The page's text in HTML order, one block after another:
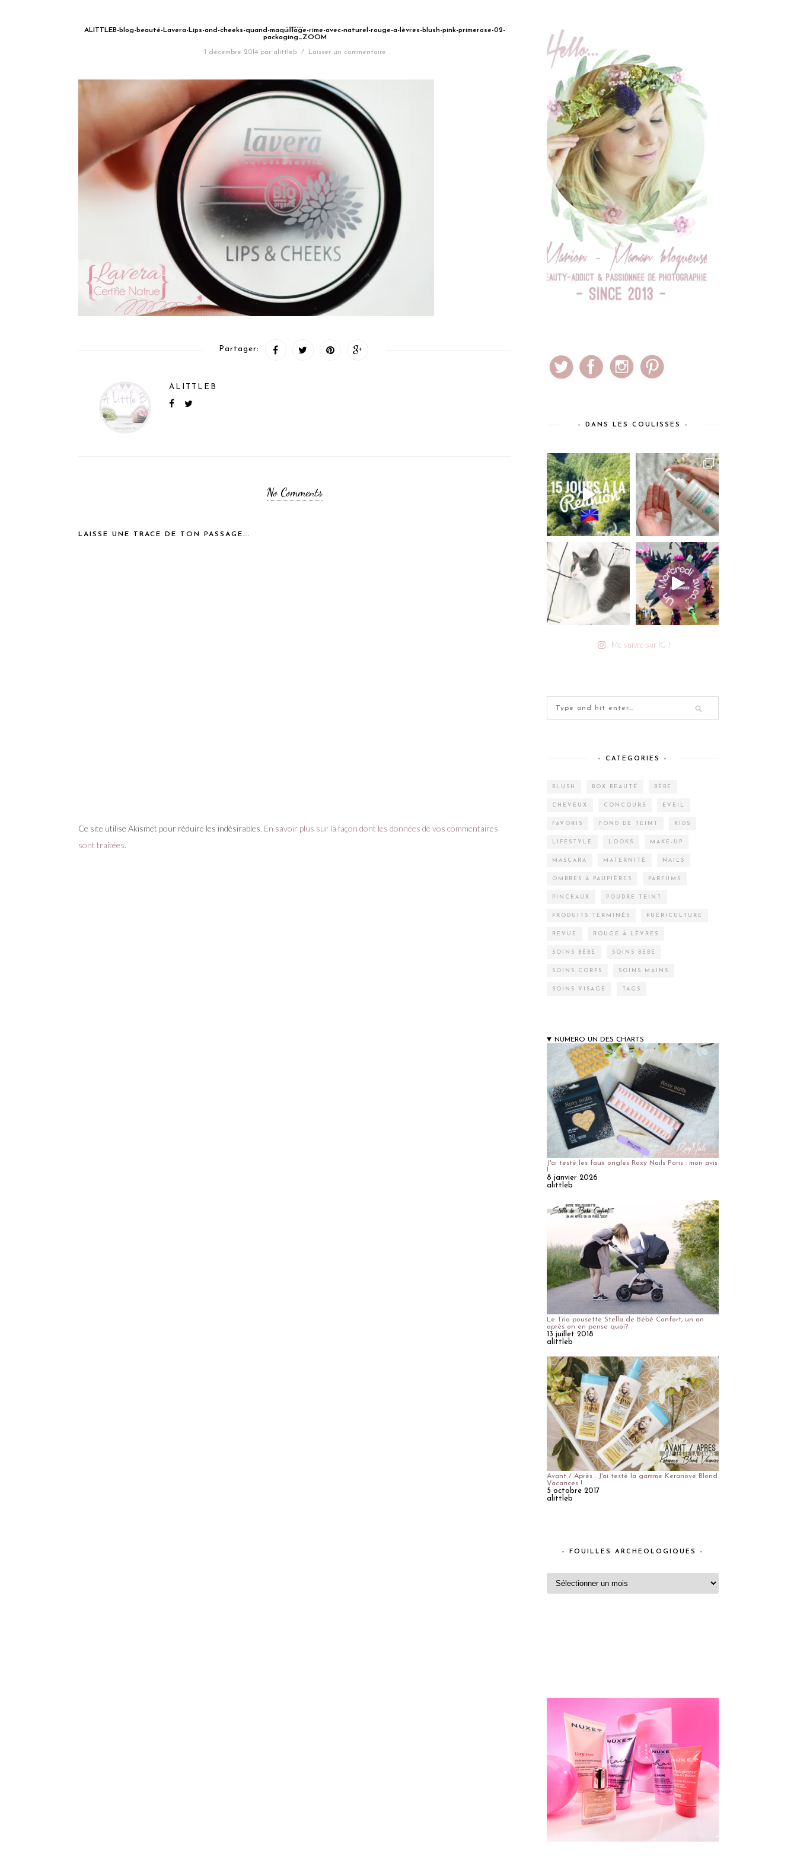
ALITTLEB-blog-beauté-Lavera-Lips-and-cheeks-quand-maquillage-rime-avec-naturel-rouge-a-lèvres-blush-pink-primerose-02-
packaging_ZOOM
1 décembre 2014 par alittleb / Laisser un commentaire
Partager:
ALITTLEB
No Comments
LAISSE UNE TRACE DE TON PASSAGE...
Ce site utilise Akismet pour réduire les indésirables. En savoir plus sur la façon dont les données de vos commentaires
sont traitées.
– DANS LES COULISSES –
Me suivre sur IG !
– CATEGORIES –
BLUSH BOX BEAUTÉ BÉBÉ
CHEVEUX CONCOURS EVEIL
FAVORIS FOND DE TEINT KIDS
LIFESTYLE LOOKS MAKE-UP
MASCARA MATERNITÉ NAILS
OMBRES À PAUPIÈRES PARFUMS
PINCEAUX POUDRE TEINT
PRODUITS TERMINÉS PUÉRICULTURE
REVUE ROUGE À LÈVRES
SOINS BÉBÉ SOINS BÉBÉ
SOINS CORPS SOINS MAINS
SOINS VISAGE TAGS
NUMERO UN DES CHARTS
J'ai testé les faux ongles Roxy Nails Paris : mon avis
!
8 janvier 2026
alittleb
Le Trio-pousette Stella de Bébé Confort, un an
après on en pense quoi?
13 juillet 2018
alittleb
Avant / Après : J'ai testé la gamme Keranove Blond
Vacances !
5 octobre 2017
alittleb
– FOUILLES ARCHEOLOGIQUES –